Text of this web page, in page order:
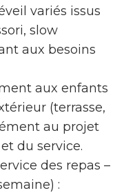
variés issus
slow
aux besoins
aux enfants
(terrasse,
au projet
du service.
des repas –
: